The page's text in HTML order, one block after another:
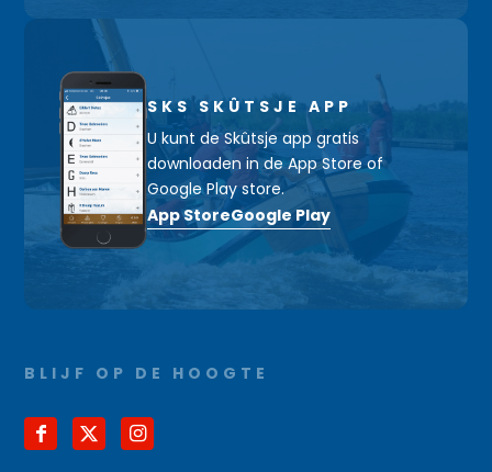
SKS SKÛTSJE APP
U kunt de Skûtsje app gratis
downloaden in de App Store of
Google Play store.
App StoreGoogle Play
BLIJF OP DE HOOGTE